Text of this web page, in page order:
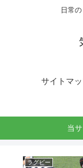
日常
サイトマ
当
ラグビー